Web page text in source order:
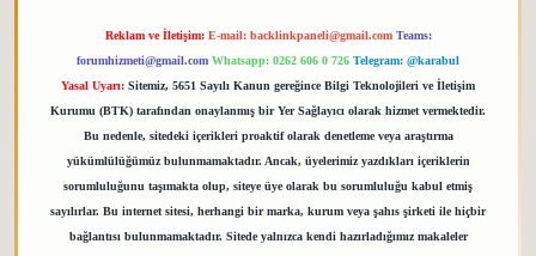
Reklam ve İletişim: E-mail: backlinkpaneli@gmail.com Teams:
forumhizmeti@gmail.com Whatsapp: 0262 606 0 726 Telegram: @karabul
Yasal Uyarı: Sitemiz, 5651 Sayılı Kanun gereğince Bilgi Teknolojileri ve İletişim
Kurumu (BTK) tarafından onaylanmış bir Yer Sağlayıcı olarak hizmet vermektedir.
Bu nedenle, sitedeki içerikleri proaktif olarak denetleme veya araştırma
yükümlülüğümüz bulunmamaktadır. Ancak, üyelerimiz yazdıkları içeriklerin
sorumluluğunu taşımakta olup, siteye üye olarak bu sorumluluğu kabul etmiş
sayılırlar. Bu internet sitesi, herhangi bir marka, kurum veya şahıs şirketi ile hiçbir
bağlantısı bulunmamaktadır. Sitede yalnızca kendi hazırladığımız makaleler